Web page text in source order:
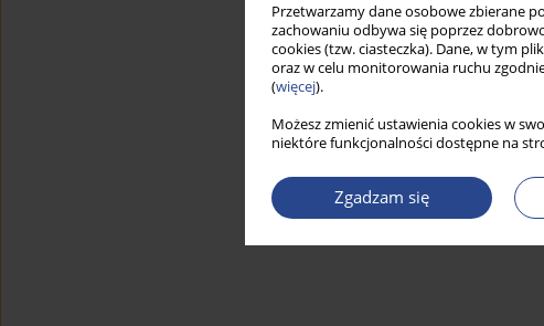
Przetwarzamy dane osobowe zbierane
zachowaniu odbywa się poprzez
cookies (tzw. ciasteczka). Dane, w tym
oraz w celu monitorowania ruchu
(więcej).
Możesz zmienić ustawienia cookies w
niektóre funkcjonalności dostępne na
Zgadzam się